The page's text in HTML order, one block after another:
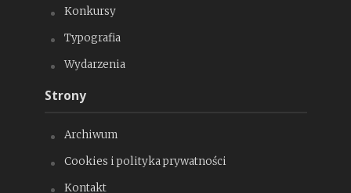
Konkursy
Typografia
Wydarzenia
Strony
Archiwum
Cookies i polityka prywatności
Kontakt